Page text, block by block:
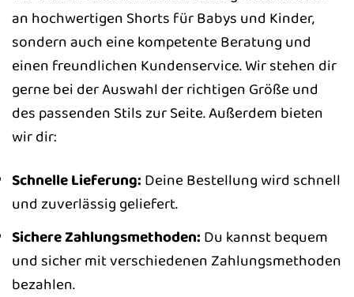
an hochwertigen Shorts für Babys und Kinder,
sondern auch eine kompetente Beratung und
einen freundlichen Kundenservice. Wir stehen dir
gerne bei der Auswahl der richtigen Größe und
des passenden Stils zur Seite. Außerdem bieten
wir dir:
Schnelle Lieferung: Deine Bestellung wird schnell
und zuverlässig geliefert.
Sichere Zahlungsmethoden: Du kannst bequem
und sicher mit verschiedenen Zahlungsmethoden
bezahlen.